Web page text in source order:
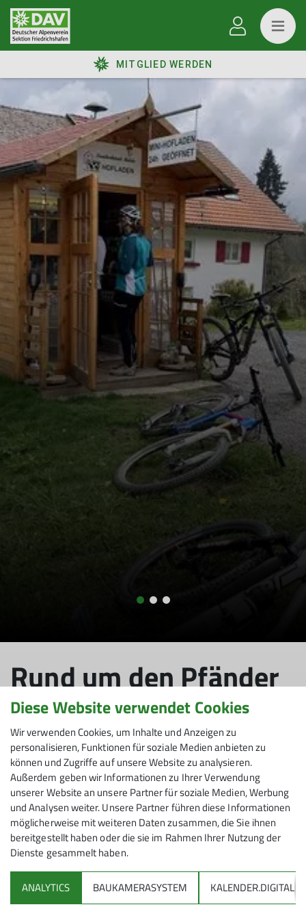
MITGLIED WERDEN
Rund um den Pfänder
- am Samstag, 30.April
oh nein, ganz miese Wettervorhersage,
17.05.2022
Mountainbike Tourenberichte
Rund um den Pfänder - am Samstag, 30. April – oh
nein, ganz miese Wettervorhersage, leider viel Regen…
Absagen? Nein, zumindest einen Ersatztermin bietet
Diese Website verwendet Cookies
Wir verwenden Cookies, um Inhalte und Anzeigen zu
personalisieren, Funktionen für soziale Medien anbieten zu
können und Zugriffe auf unsere Website zu analysieren.
Außerdem geben wir Informationen zu Ihrer Verwendung
unserer Website an unsere Partner für soziale Medien, Werbung
und Analysen weiter. Unsere Partner führen diese Informationen
möglicherweise mit weiteren Daten zusammen, die Sie ihnen
bereitgestellt haben oder die sie im Rahmen Ihrer Nutzung der
Dienste gesammelt haben.
ANALYTICS BAUKAMERASYSTEM KALENDER.DIGITAL